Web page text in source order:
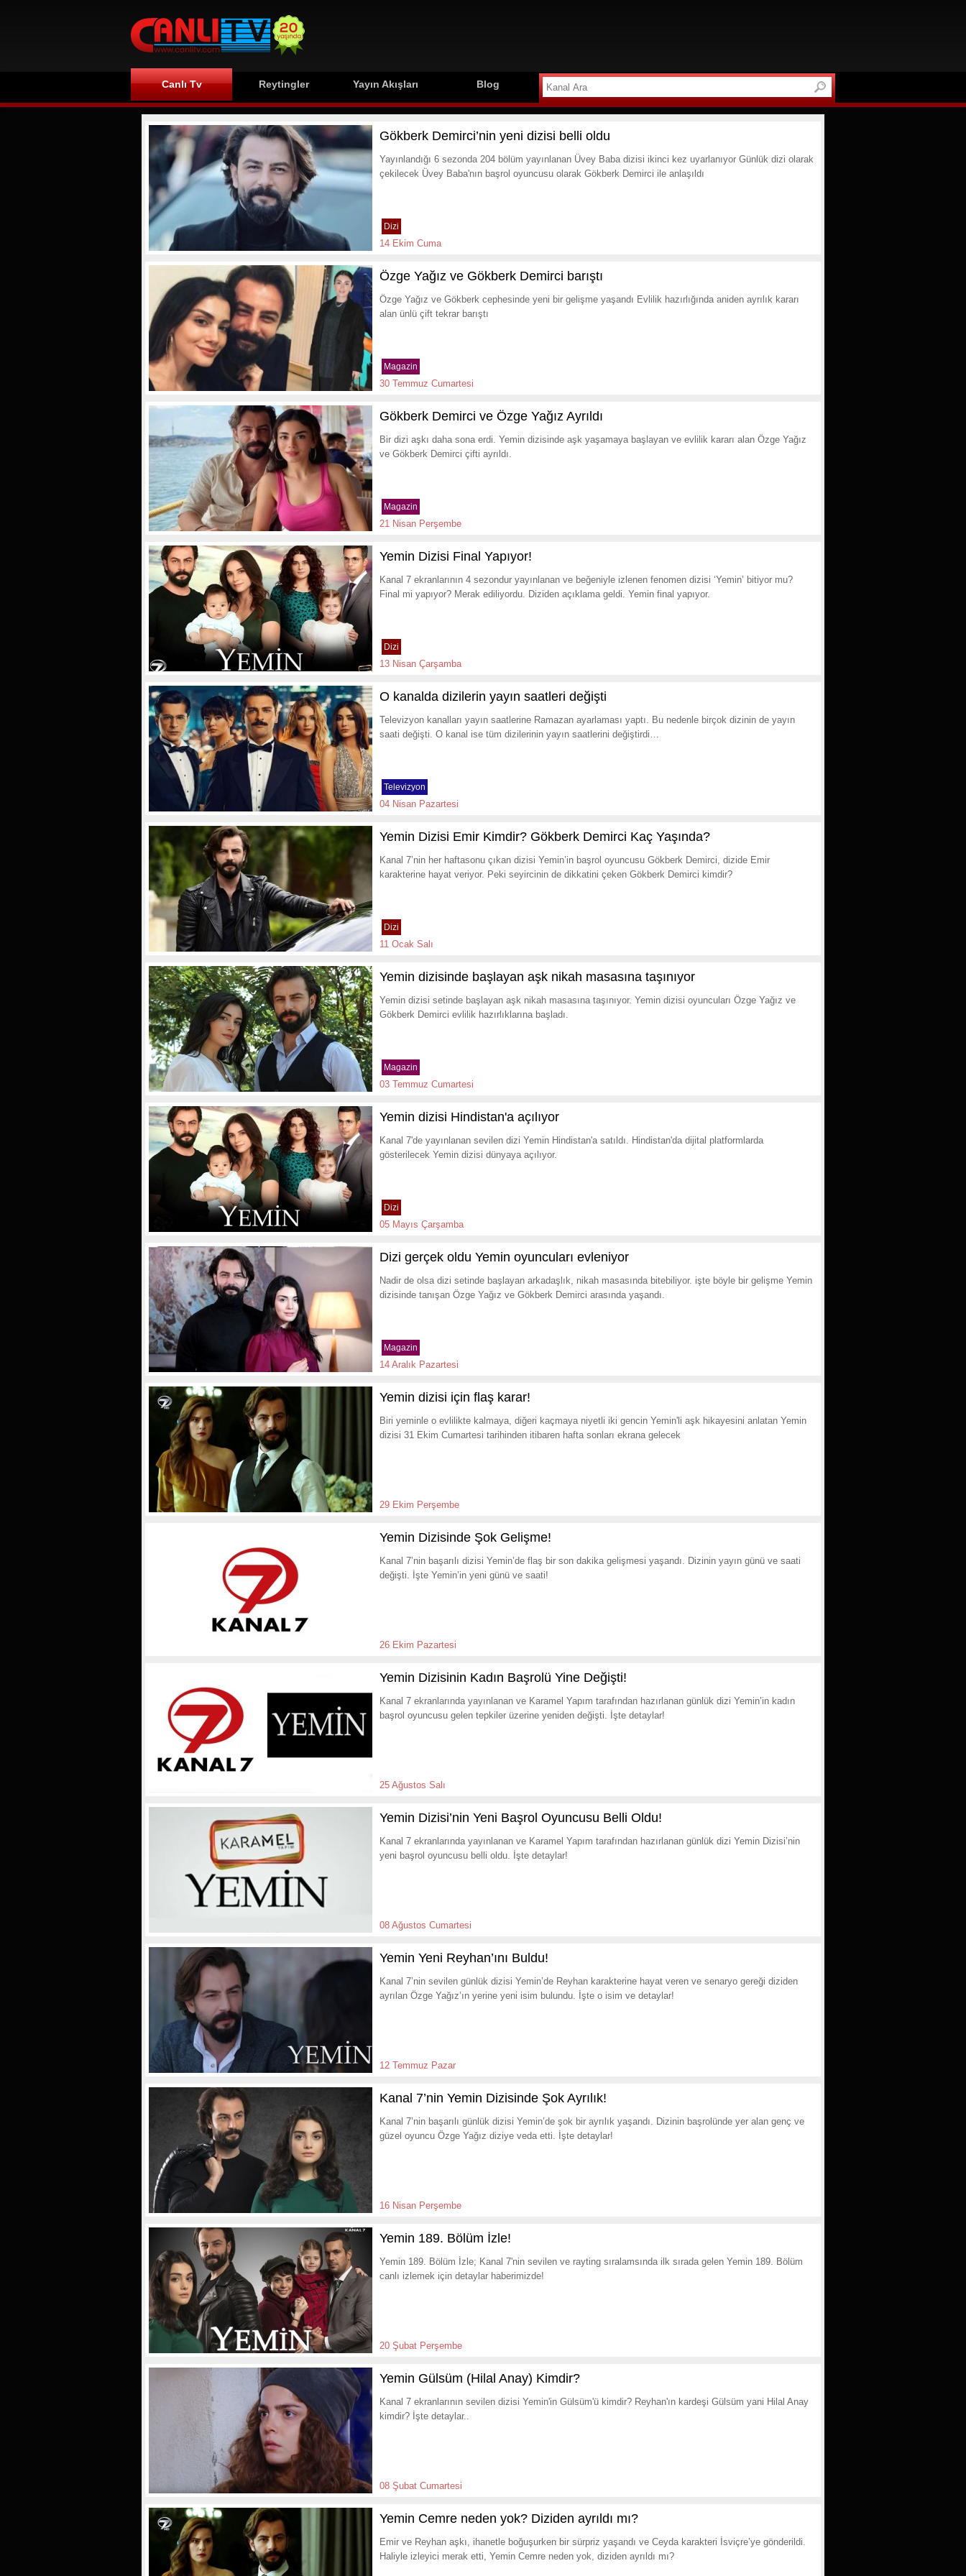
Canlı Tv Reytingler Yayın Akışları Blog
Gökberk Demirci’nin yeni dizisi belli oldu
Yayınlandığı 6 sezonda 204 bölüm yayınlanan Üvey Baba dizisi ikinci kez uyarlanıyor Günlük dizi olarak
çekilecek Üvey Baba'nın başrol oyuncusu olarak Gökberk Demirci ile anlaşıldı
Dizi
14 Ekim Cuma
Özge Yağız ve Gökberk Demirci barıştı
Özge Yağız ve Gökberk cephesinde yeni bir gelişme yaşandı Evlilik hazırlığında aniden ayrılık kararı
alan ünlü çift tekrar barıştı
Magazin
30 Temmuz Cumartesi
Gökberk Demirci ve Özge Yağız Ayrıldı
Bir dizi aşkı daha sona erdi. Yemin dizisinde aşk yaşamaya başlayan ve evlilik kararı alan Özge Yağız
ve Gökberk Demirci çifti ayrıldı.
Magazin
21 Nisan Perşembe
Yemin Dizisi Final Yapıyor!
Kanal 7 ekranlarının 4 sezondur yayınlanan ve beğeniyle izlenen fenomen dizisi ‘Yemin’ bitiyor mu?
Final mi yapıyor? Merak ediliyordu. Diziden açıklama geldi. Yemin final yapıyor.
Dizi
13 Nisan Çarşamba
O kanalda dizilerin yayın saatleri değişti
Televizyon kanalları yayın saatlerine Ramazan ayarlaması yaptı. Bu nedenle birçok dizinin de yayın
saati değişti. O kanal ise tüm dizilerinin yayın saatlerini değiştirdi…
Televizyon
04 Nisan Pazartesi
Yemin Dizisi Emir Kimdir? Gökberk Demirci Kaç Yaşında?
Kanal 7’nin her haftasonu çıkan dizisi Yemin’in başrol oyuncusu Gökberk Demirci, dizide Emir
karakterine hayat veriyor. Peki seyircinin de dikkatini çeken Gökberk Demirci kimdir?
Dizi
11 Ocak Salı
Yemin dizisinde başlayan aşk nikah masasına taşınıyor
Yemin dizisi setinde başlayan aşk nikah masasına taşınıyor. Yemin dizisi oyuncuları Özge Yağız ve
Gökberk Demirci evlilik hazırlıklarına başladı.
Magazin
03 Temmuz Cumartesi
Yemin dizisi Hindistan'a açılıyor
Kanal 7'de yayınlanan sevilen dizi Yemin Hindistan'a satıldı. Hindistan'da dijital platformlarda
gösterilecek Yemin dizisi dünyaya açılıyor.
Dizi
05 Mayıs Çarşamba
Dizi gerçek oldu Yemin oyuncuları evleniyor
Nadir de olsa dizi setinde başlayan arkadaşlık, nikah masasında bitebiliyor. işte böyle bir gelişme Yemin
dizisinde tanışan Özge Yağız ve Gökberk Demirci arasında yaşandı.
Magazin
14 Aralık Pazartesi
Yemin dizisi için flaş karar!
Biri yeminle o evlilikte kalmaya, diğeri kaçmaya niyetli iki gencin Yemin'li aşk hikayesini anlatan Yemin
dizisi 31 Ekim Cumartesi tarihinden itibaren hafta sonları ekrana gelecek
29 Ekim Perşembe
Yemin Dizisinde Şok Gelişme!
Kanal 7’nin başarılı dizisi Yemin’de flaş bir son dakika gelişmesi yaşandı. Dizinin yayın günü ve saati
değişti. İşte Yemin’in yeni günü ve saati!
26 Ekim Pazartesi
Yemin Dizisinin Kadın Başrolü Yine Değişti!
Kanal 7 ekranlarında yayınlanan ve Karamel Yapım tarafından hazırlanan günlük dizi Yemin’in kadın
başrol oyuncusu gelen tepkiler üzerine yeniden değişti. İşte detaylar!
25 Ağustos Salı
Yemin Dizisi’nin Yeni Başrol Oyuncusu Belli Oldu!
Kanal 7 ekranlarında yayınlanan ve Karamel Yapım tarafından hazırlanan günlük dizi Yemin Dizisi’nin
yeni başrol oyuncusu belli oldu. İşte detaylar!
08 Ağustos Cumartesi
Yemin Yeni Reyhan’ını Buldu!
Kanal 7’nin sevilen günlük dizisi Yemin’de Reyhan karakterine hayat veren ve senaryo gereği diziden
ayrılan Özge Yağız’ın yerine yeni isim bulundu. İşte o isim ve detaylar!
12 Temmuz Pazar
Kanal 7’nin Yemin Dizisinde Şok Ayrılık!
Kanal 7’nin başarılı günlük dizisi Yemin’de şok bir ayrılık yaşandı. Dizinin başrolünde yer alan genç ve
güzel oyuncu Özge Yağız diziye veda etti. İşte detaylar!
16 Nisan Perşembe
Yemin 189. Bölüm İzle!
Yemin 189. Bölüm İzle; Kanal 7'nin sevilen ve rayting sıralamsında ilk sırada gelen Yemin 189. Bölüm
canlı izlemek için detaylar haberimizde!
20 Şubat Perşembe
Yemin Gülsüm (Hilal Anay) Kimdir?
Kanal 7 ekranlarının sevilen dizisi Yemin'in Gülsüm'ü kimdir? Reyhan'ın kardeşi Gülsüm yani Hilal Anay
kimdir? İşte detaylar..
08 Şubat Cumartesi
Yemin Cemre neden yok? Diziden ayrıldı mı?
Emir ve Reyhan aşkı, ihanetle boğuşurken bir sürpriz yaşandı ve Ceyda karakteri İsviçre’ye gönderildi.
Haliyle izleyici merak etti, Yemin Cemre neden yok, diziden ayrıldı mı?